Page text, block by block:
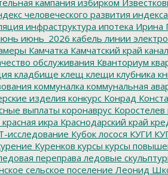
человеческого развития
инфраструктура ипотека Ирина
июнь_2026 кабель линии
Камчатка Камчатский край
обслуживания Кванториум
кладбище клещ клещи клубника
коммуналка коммунальная
изделия конкурс Конрад
выплаты коронаврус Коростелев
красная икра Краснодарский край
исследование Кубок лосося КУГИ
Куренков курсы курсы
переправа ледовые
сельское поселение Леонид